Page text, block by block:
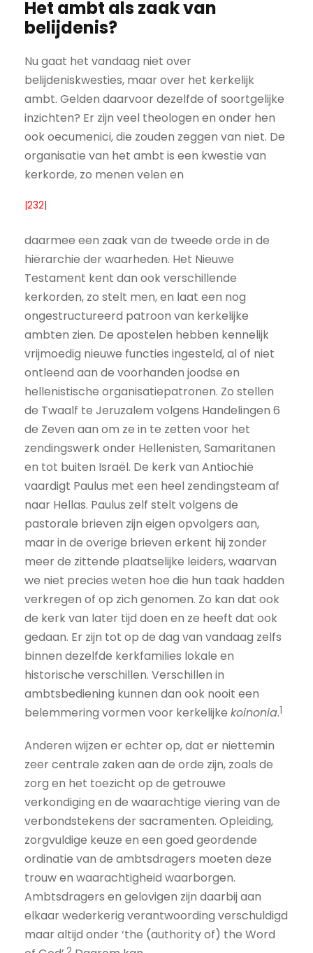
Het ambt als zaak van
belijdenis?
Nu gaat het vandaag niet over
belijdeniskwesties, maar over het kerkelijk
ambt. Gelden daarvoor dezelfde of soortgelijke
inzichten? Er zijn veel theologen en onder hen
ook oecumenici, die zouden zeggen van niet. De
organisatie van het ambt is een kwestie van
kerkorde, zo menen velen en
|232|
daarmee een zaak van de tweede orde in de
hiërarchie der waarheden. Het Nieuwe
Testament kent dan ook verschillende
kerkorden, zo stelt men, en laat een nog
ongestructureerd patroon van kerkelijke
ambten zien. De apostelen hebben kennelijk
vrijmoedig nieuwe functies ingesteld, al of niet
ontleend aan de voorhanden joodse en
hellenistische organisatiepatronen. Zo stellen
de Twaalf te Jeruzalem volgens Handelingen 6
de Zeven aan om ze in te zetten voor het
zendingswerk onder Hellenisten, Samaritanen
en tot buiten Israël. De kerk van Antiochië
vaardigt Paulus met een heel zendingsteam af
naar Hellas. Paulus zelf stelt volgens de
pastorale brieven zijn eigen opvolgers aan,
maar in de overige brieven erkent hij zonder
meer de zittende plaatselijke leiders, waarvan
we niet precies weten hoe die hun taak hadden
verkregen of op zich genomen. Zo kan dat ook
de kerk van later tijd doen en ze heeft dat ook
gedaan. Er zijn tot op de dag van vandaag zelfs
binnen dezelfde kerkfamilies lokale en
historische verschillen. Verschillen in
ambtsbediening kunnen dan ook nooit een
belemmering vormen voor kerkelijke koinonia.1
Anderen wijzen er echter op, dat er niettemin
zeer centrale zaken aan de orde zijn, zoals de
zorg en het toezicht op de getrouwe
verkondiging en de waarachtige viering van de
verbondstekens der sacramenten. Opleiding,
zorgvuldige keuze en een goed geordende
ordinatie van de ambtsdragers moeten deze
trouw en waarachtigheid waarborgen.
Ambtsdragers en gelovigen zijn daarbij aan
elkaar wederkerig verantwoording verschuldigd
maar altijd onder ‘the (authority of) the Word